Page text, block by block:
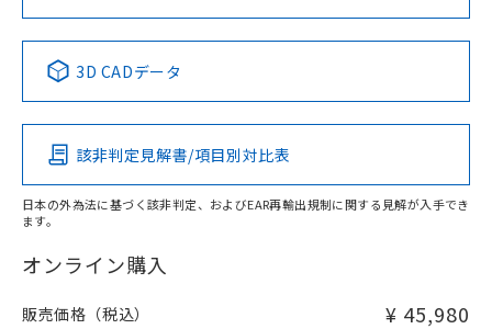
Pb Hg Cd Cr(VI)
O
在庫等で未対応品が混在する可能性があります。
問い合わせください。
No No No No
この製品の規格認証/適合状況ページへ
その他の認証はこちらのページからご検索ください
3D CADデータ
該非判定見解書/項目別対比表
日本の外為法に基づく該非判定、およびEAR再輸出規制に関する見解が入手でき
ます。
オンライン購入
販売価格（税込） ¥ 45,980